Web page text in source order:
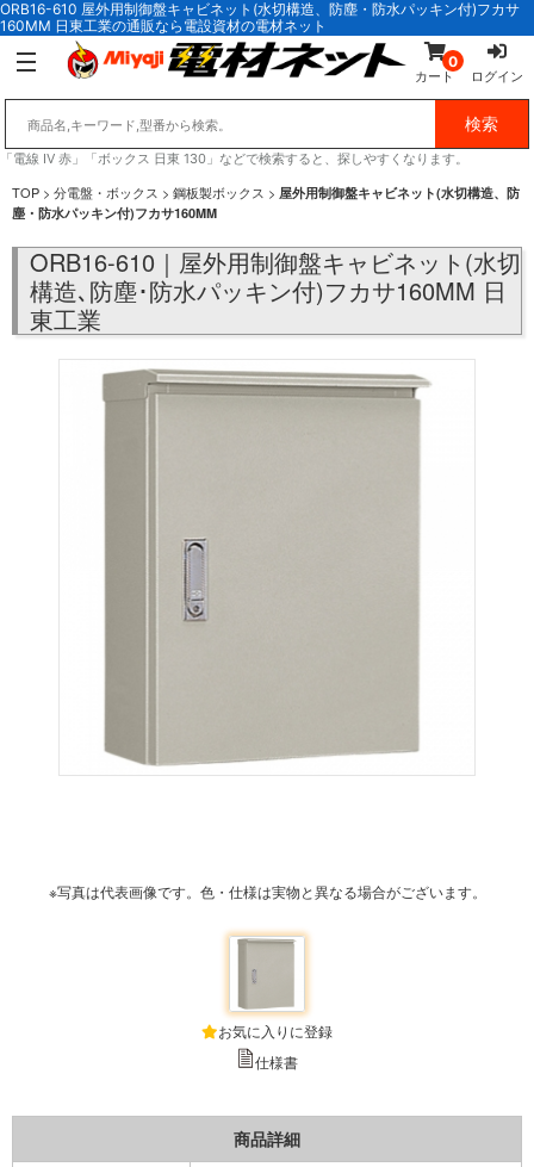
ORB16-610 屋外用制御盤キャビネット(水切構造、防塵・防水パッキン付)フカサ
160MM 日東工業の通販なら電設資材の電材ネット
0
カート ログイン
「電線 IV 赤」「ボックス 日東 130」などで検索すると、探しやすくなります。
TOP > 分電盤・ボックス > 鋼板製ボックス > 屋外用制御盤キャビネット(水切構造、防
塵・防水パッキン付)フカサ160MM
ORB16-610｜屋外用制御盤キャビネット(水切
構造､防塵･防水パッキン付)フカサ160MM 日
東工業
※写真は代表画像です。色・仕様は実物と異なる場合がございます。
お気に入りに登録
仕様書
商品詳細